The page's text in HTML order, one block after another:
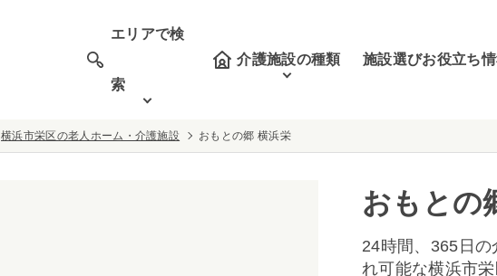
エリアで検
索
介護施設の種類 施設選びお役立ち
横浜市栄区の老人ホーム・介護施設 おもとの郷 横浜栄
おもとの
24時間、365日
れ可能な横浜市栄